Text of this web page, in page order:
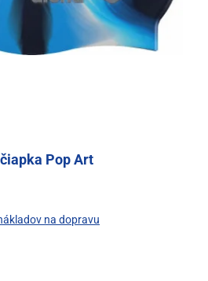
Pop Art
na dopravu